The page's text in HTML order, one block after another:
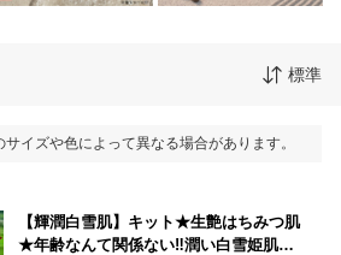
標準
イズや色によって異なる場合があります。
【輝潤白雪肌】キット★生艶はちみつ肌
★年齢なんて関係ない‼潤い白雪姫肌を